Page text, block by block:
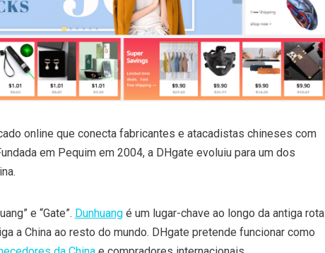
online que conecta fabricantes e atacadistas chineses com
em Pequim em 2004, a DHgate evoluiu para um dos
e “Gate”. Dunhuangé um lugar-chave ao longo da antiga rota
a China ao resto do mundo. DHgate pretende funcionar como